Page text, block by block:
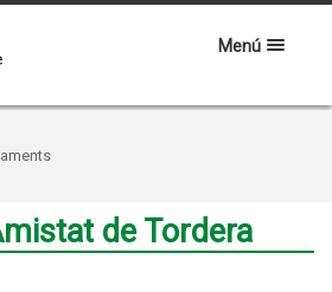
Menú
de Tordera